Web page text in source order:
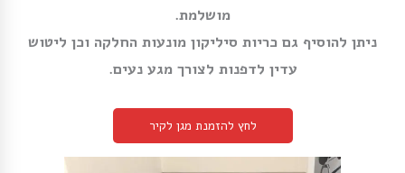
מושלמת.
ניתן להוסיף גם כריות סיליקון מונעות החלקה וכן ליטוש
עדין לדפנות לצורך מגע נעים.
לחץ להזמנת מגן לקיר